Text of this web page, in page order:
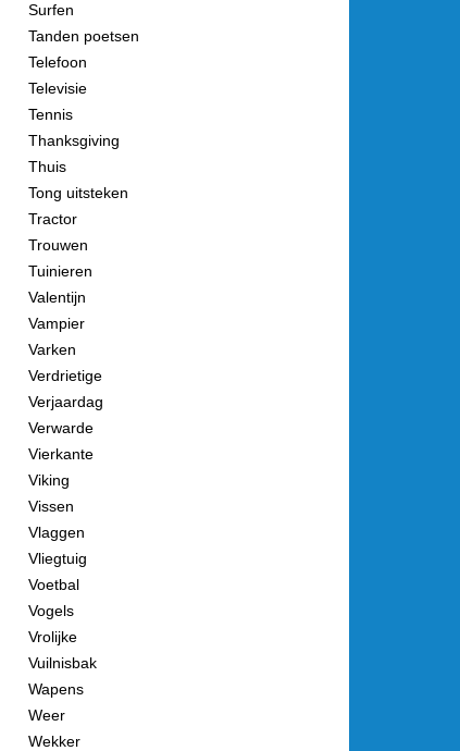
Surfen
Tanden poetsen
Telefoon
Televisie
Tennis
Thanksgiving
Thuis
Tong uitsteken
Tractor
Trouwen
Tuinieren
Valentijn
Vampier
Varken
Verdrietige
Verjaardag
Verwarde
Vierkante
Viking
Vissen
Vlaggen
Vliegtuig
Voetbal
Vogels
Vrolijke
Vuilnisbak
Wapens
Weer
Wekker